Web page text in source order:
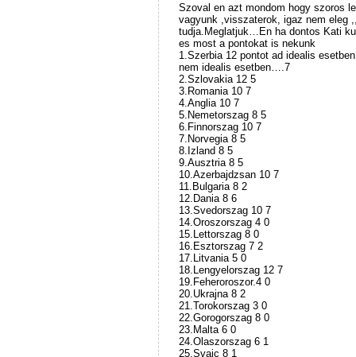
Szoval en azt mondom hogy szoros
vagyunk ,visszaterok, igaz nem eleg
tudja.Meglatjuk…En ha dontos Kati
es most a pontokat is nekunk
1.Szerbia 12 pontot ad idealis
nem idealis esetben….7
2.Szlovakia 12 5
3.Romania 10 7
4.Anglia 10 7
5.Nemetorszag 8 5
6.Finnorszag 10 7
7.Norvegia 8 5
8.Izland 8 5
9.Ausztria 8 5
10.Azerbajdzsan 10 7
11.Bulgaria 8 2
12.Dania 8 6
13.Svedorszag 10 7
14.Oroszorszag 4 0
15.Lettorszag 8 0
16.Esztorszag 7 2
17.Litvania 5 0
18.Lengyelorszag 12 7
19.Feheroroszor.4 0
20.Ukrajna 8 2
21.Torokorszag 3 0
22.Gorogorszag 8 0
23.Malta 6 0
24.Olaszorszag 6 1
25.Svajc 8 1